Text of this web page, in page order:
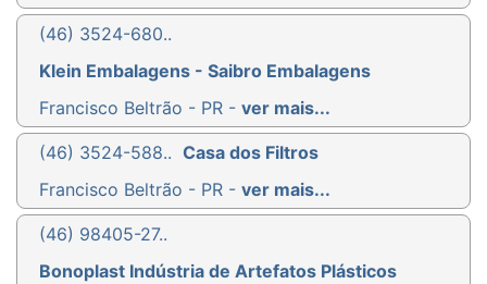
(46) 3524-680..
Klein Embalagens - Saibro Embalagens
Francisco Beltrão - PR - ver mais...
(46) 3524-588.. Casa dos Filtros
Francisco Beltrão - PR - ver mais...
(46) 98405-27..
Bonoplast Indústria de Artefatos Plásticos